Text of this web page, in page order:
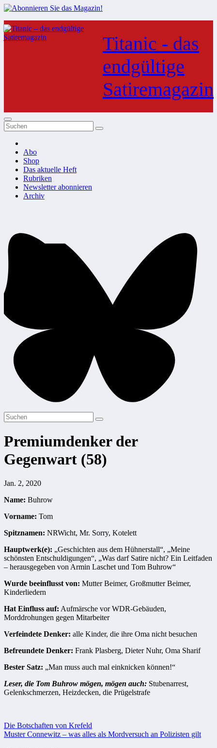
Zum
Inhalt
springen
Titanic - das
endgültige
Satiremagazin
Abo
Shop
Das aktuelle Heft
Rubriken
Newsletter abonnieren
Archiv
Premiumdenker der
Gegenwart (58)
Jan. 2, 2020
Name: Buhrow
Vorname: Tom
Spitznamen: NRWicht, Mr. Sorry, Kotelett
Hauptwerk(e): „Geschichten aus dem Hühnerstall“, „Meine
schönsten Entschuldigungen“, „Was darf Satire nicht? Ein Leitfaden
– herausgegeben von Armin Laschet und Tom Buhrow“
Wurde beeinflusst von: Mutter Beimer, Großmutter Beimer,
Kinderliedern
Hat Einfluss auf: Aufmärsche vor WDR-Gebäuden,
Morddrohungen gegen Mitarbeiter
Verfeindete Denker: alle Kinder, die ihre Oma nicht besuchen
Befreundete Denker: Frank Plasberg, Dieter Nuhr, Oma Sharif
Bester Satz: „Man muss auch mal einknicken können!“
Leser, die Tom Buhrow mögen, mögen auch: Stubenarrest,
Gelenkschmerzen, Heizdecken, die Prügelstrafe
Beitragsnavigation
Die Botschaften von Krefeld
Muster Connewitz – was alles als Mordversuch an Polizisten gilt